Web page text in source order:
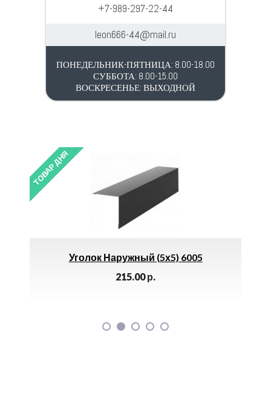
+7-989-297-22-44
leon666-44@mail.ru
ПОНЕДЕЛЬНИК-ПЯТНИЦА: 8.00-18.00
СУББОТА: 8.00-15.00
ВОСКРЕСЕНЬЕ: ВЫХОДНОЙ
Уголок Наружный (5х5) 6005